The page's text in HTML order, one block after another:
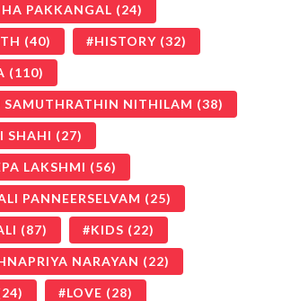
PAKKANGAL (24)
(40) HISTORY (32)
(110)
SAMUTHRATHIN NITHILAM (38)
SHAHI (27)
LAKSHMI (56)
PANNEERSELVAM (25)
(87) KIDS (22)
NARAYAN (22)
LOVE (28)